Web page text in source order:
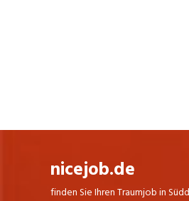
nicejob.de
finden Sie Ihren Traumjob in